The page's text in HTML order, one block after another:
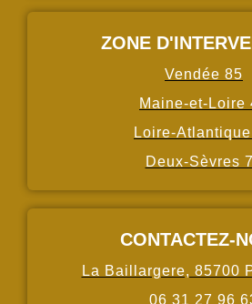
ZONE
Vendée 85
Maine-et-Loire
Loire-
Deux-Sèvres
CONTACTEZ-
La Baillargere, 85700
06 31 27 96